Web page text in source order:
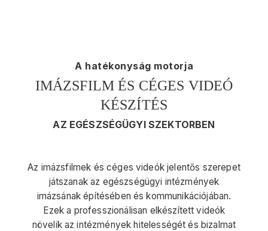
A hatékonyság motorja
IMÁZSFILM ÉS CÉGES VIDEÓ
KÉSZÍTÉS
AZ EGÉSZSÉGÜGYI SZEKTORBEN
Az imázsfilmek és céges videók jelentős szerepet
játszanak az egészségügyi intézmények
imázsának építésében és kommunikációjában.
Ezek a professzionálisan elkészített videók
növelik az intézmények hitelességét és bizalmat